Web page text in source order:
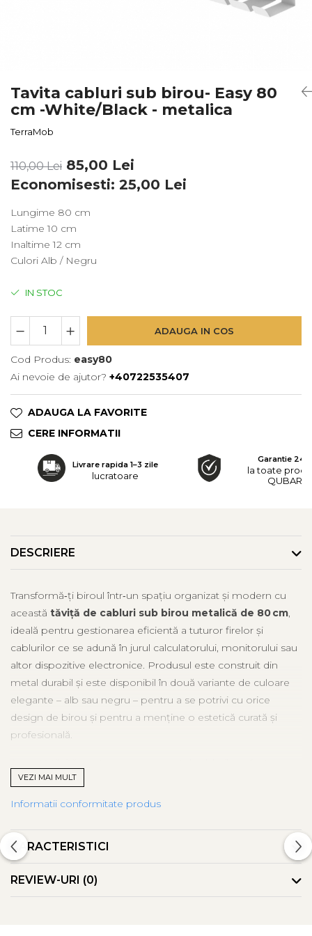
Tavita cabluri sub birou- Easy 80
cm -White/Black - metalica
TerraMob
110,00 Lei 85,00 Lei
Economisesti: 25,00 Lei
Lungime 80 cm
Latime 10 cm
Inaltime 12 cm
Culori Alb / Negru
IN STOC
ADAUGA IN COS
Cod Produs: easy80
Ai nevoie de ajutor? +40722535407
ADAUGA LA FAVORITE
CERE INFORMATII
Livrare rapida 1–3 zile
lucratoare
Garantie 24
la toate
QUBARO
DESCRIERE
Transformă‑ți biroul într‑un spațiu organizat și modern cu
această tăviță de cabluri sub birou metalică de 80 cm,
ideală pentru gestionarea eficientă a tuturor firelor și
cablurilor ce se adună în jurul calculatorului, monitorului sau
altor dispozitive electronice. Produsul este construit din
metal durabil și este disponibil în două variante de culoare
elegante – alb sau negru – pentru a se potrivi cu orice
design de birou și pentru a menține o estetică curată și
profesională.
proiectată special pentru a fi montată
ascunzând firele la vedere și prevenind încâlceala neplăcută
Prin utilizarea unui astfel de sistem de organizare, îți poți
elibera spațiul de lucru și reduce riscul de accidente cauzate
de cabluri aglomerate pe podea sau pe birou.
Montarea este simplă și stabilă, astfel încât tăvița rămâne
VEZI MAI MULT
Informatii conformitate produs
CARACTERISTICI
REVIEW-URI (0)